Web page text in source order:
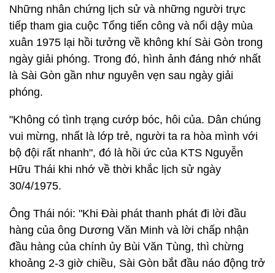
Những nhân chứng lịch sử và những người trực
tiếp tham gia cuộc Tổng tiến công và nổi dậy mùa
xuân 1975 lại hồi tưởng về không khí Sài Gòn trong
ngày giải phóng. Trong đó, hình ảnh đáng nhớ nhất
là Sài Gòn gần như nguyên vẹn sau ngày giải
phóng.
"Không có tình trạng cướp bóc, hôi của. Dân chúng
vui mừng, nhất là lớp trẻ, người ta ra hòa mình với
bộ đội rất nhanh", đó là hồi ức của KTS Nguyễn
Hữu Thái khi nhớ về thời khắc lịch sử ngày
30/4/1975.
Ông Thái nói: "Khi Đài phát thanh phát đi lời đầu
hàng của ông Dương Văn Minh và lời chấp nhận
đầu hàng của chính ủy Bùi Văn Tùng, thì chừng
khoảng 2-3 giờ chiều, Sài Gòn bắt đầu náo động trở